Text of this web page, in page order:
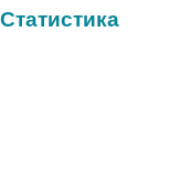
Статистика